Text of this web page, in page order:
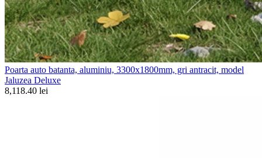
Poarta auto batanta, aluminiu, 3300x1800mm, gri antracit, model
Jaluzea Deluxe
8,118.40 lei